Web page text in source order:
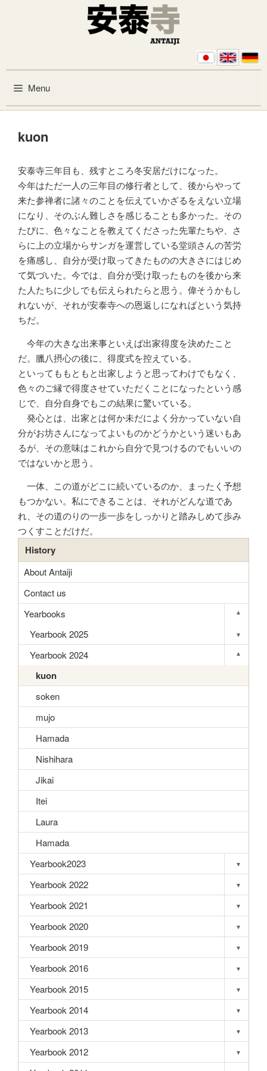
Menu
kuon
安泰寺三年目も、残すところ冬安居だけになった。
今年はただ一人の三年目の修行者として、後からやって
来た参禅者に諸々のことを伝えていかざるをえない立場
になり、そのぶん難しさを感じることも多かった。その
たびに、色々なことを教えてくださった先輩たちや、さ
らに上の立場からサンガを運営している堂頭さんの苦労
を痛感し、自分が受け取ってきたものの大きさにはじめ
て気づいた。今では、自分が受け取ったものを後から来
た人たちに少しでも伝えられたらと思う。偉そうかもし
れないが、それが安泰寺への恩返しになればという気持
ちだ。
今年の大きな出来事といえば出家得度を決めたこと
だ。臘八摂心の後に、得度式を控えている。
といってももともと出家しようと思ってわけでもなく、
色々のご縁で得度させていただくことになったという感
じで、自分自身でもこの結果に驚いている。
発心とは、出家とは何か未だによく分かっていない自
分がお坊さんになってよいものかどうかという迷いもあ
るが、その意味はこれから自分で見つけるのでもいいの
ではないかと思う。
一体、この道がどこに続いているのか、まったく予想
もつかない。私にできることは、それがどんな道であ
れ、その道のりの一歩一歩をしっかりと踏みしめて歩み
つくすことだけだ。
History
About Antaiji
Contact us
Yearbooks
▾
Yearbook 2025 ▾
Yearbook 2024 ▾
kuon
soken
mujo
Hamada
Nishihara
Jikai
Itei
Laura
Hamada
Yearbook2023
▾
Yearbook 2022 ▾
Yearbook 2021 ▾
Yearbook 2020 ▾
Yearbook 2019 ▾
Yearbook 2016 ▾
Yearbook 2015 ▾
Yearbook 2014 ▾
Yearbook 2013 ▾
Yearbook 2012 ▾